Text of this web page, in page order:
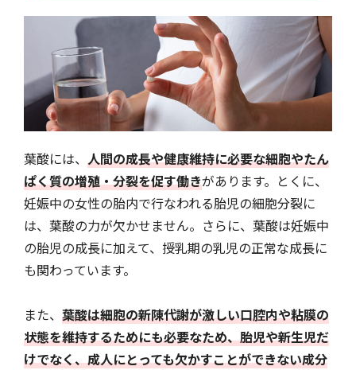
葉酸には、 人間の成長や健康維持に必要な細胞やたん
ぱく質の増殖・分裂を促す働きがあります。とくに、
妊娠中の女性の胎内で行なわれる胎児の細胞分裂に
は、葉酸の力が欠かせません。さらに、葉酸は妊娠中
の胎児の成長に加えて、授乳期の乳児の正常な成長に
も関わっています。
また、 葉酸は細胞の新陳代謝が激しい口腔内や粘膜の
状態を維持するためにも必要なため、胎児や新生児だ
けでなく、成人にとっても欠かすことができない成分